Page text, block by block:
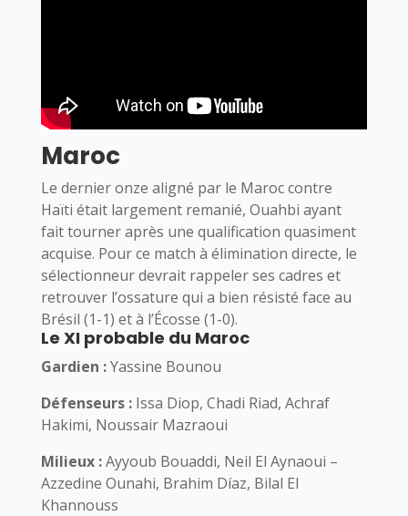
Maroc
Le dernier onze aligné par le Maroc contre
Haïti était largement remanié, Ouahbi ayant
fait tourner après une qualification quasiment
acquise. Pour ce match à élimination directe, le
sélectionneur devrait rappeler ses cadres et
retrouver l’ossature qui a bien résisté face au
Brésil (1-1) et à l’Écosse (1-0).
Le XI probable du Maroc
Gardien :Yassine Bounou
Défenseurs :Issa Diop, Chadi Riad, Achraf
Hakimi, Noussair Mazraoui
Milieux :Ayyoub Bouaddi, Neil El Aynaoui –
Azzedine Ounahi, Brahim Díaz, Bilal El
Khannouss